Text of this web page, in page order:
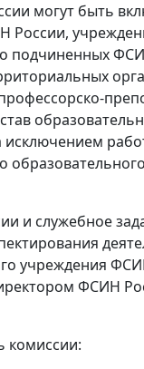
могут быть
России,
подчиненных
и служебное
учреждения
ФСИН
комиссии: